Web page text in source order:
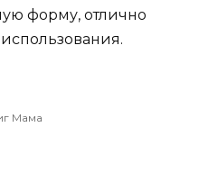
форму, отлично
Мама